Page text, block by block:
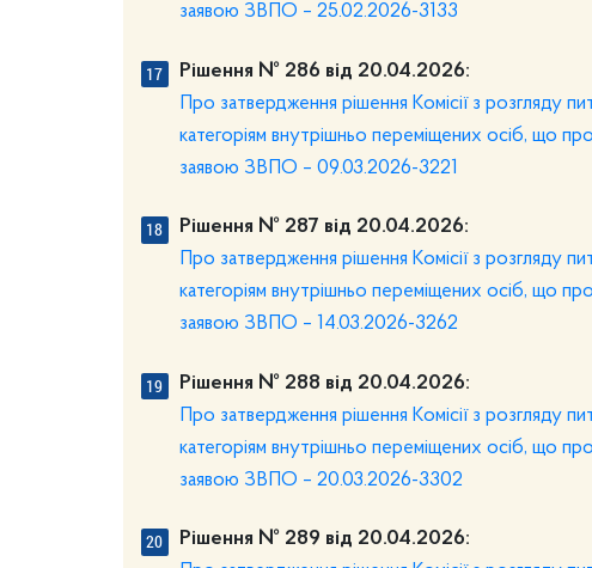
заявою ЗВПО – 25.02.2026-3133
Рішення № 286 від 20.04.2026:
Про затвердження рішення Комісії з розгляду
категоріям внутрішньо переміщених осіб, що
заявою ЗВПО – 09.03.2026-3221
Рішення № 287 від 20.04.2026:
Про затвердження рішення Комісії з розгляду
категоріям внутрішньо переміщених осіб, що
заявою ЗВПО – 14.03.2026-3262
Рішення № 288 від 20.04.2026:
Про затвердження рішення Комісії з розгляду
категоріям внутрішньо переміщених осіб, що
заявою ЗВПО – 20.03.2026-3302
Рішення № 289 від 20.04.2026: